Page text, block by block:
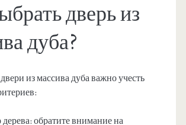
дверь из
дуба?
из массива дуба важно учесть
дерева: обратите внимание на